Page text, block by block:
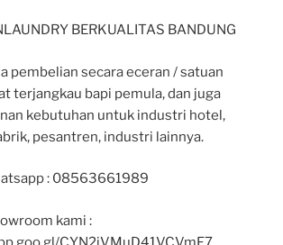
BERKUALITAS BANDUNG
pembelian secara eceran / satuan
terjangkau bapi pemula, dan juga
kebutuhan untuk industri hotel,
pesantren, industri lainnya.
: 08563661989
kami :